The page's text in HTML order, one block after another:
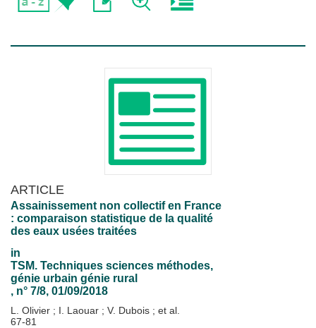
ARTICLE
Assainissement non collectif en France
: comparaison statistique de la qualité
des eaux usées traitées
in
TSM. Techniques sciences méthodes,
génie urbain génie rural
, n° 7/8, 01/09/2018
L. Olivier ; I. Laouar ; V. Dubois ; et al.
67-81